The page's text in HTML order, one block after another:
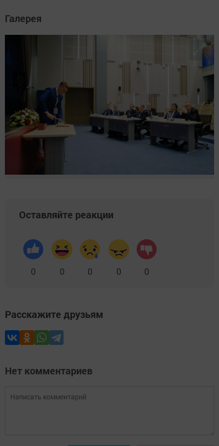
Галерея
Оставляйте реакции
0 0 0 0 0
Расскажите друзьям
Нет комментариев